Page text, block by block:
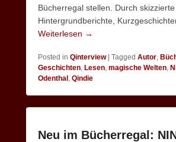
Bücherregal stellen. Durch skizzierte
Hintergrundberichte,
Weiterlesen →
Posted in Qinterview Tagged Autor,
Geschichten, Lesen, magische Welten,
Odenthal , Qindie
Neu im Bücherregal: